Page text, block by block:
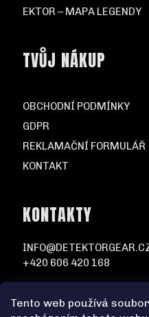
Tento web používá
EKTOR – MAPA LEGENDY
TVŮJ NÁKUP
OBCHODNÍ PODMÍNKY
GDPR
REKLAMAČNÍ FORMULÁŘ
KONTAKT
KONTAKTY
+420 606 420 168